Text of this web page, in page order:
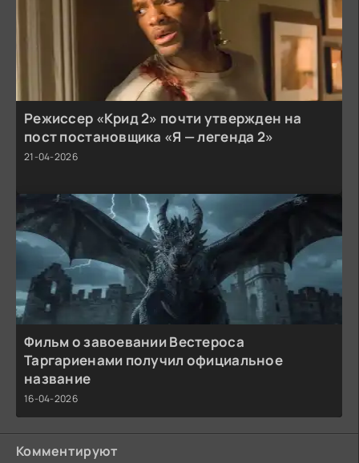
Режиссер «Крид 2» почти утвержден на
пост постановщика «Я — легенда 2»
21-04-2026
Фильм о завоевании Вестероса
Таргариенами получил официальное
название
16-04-2026
Комментируют